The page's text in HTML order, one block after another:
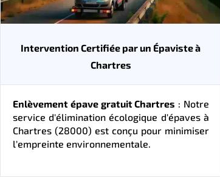
Intervention Certifiée par un Épaviste à
Chartres
Enlèvement épave gratuit Chartres : Notre
service d'élimination écologique d'épaves à
Chartres (28000) est conçu pour minimiser
l'empreinte environnementale.